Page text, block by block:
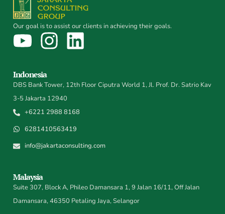
Our goal is to assist our clients in achieving their goals.
Indonesia
DBS Bank Tower, 12th Floor Ciputra World 1, Jl. Prof. Dr. Satrio Kav
3-5 Jakarta 12940
+6221 2988 8168
6281410563419
info@jakartaconsulting.com
Malaysia
Suite 307, Block A, Phileo Damansara 1, 9 Jalan 16/11, Off Jalan
Damansara, 46350 Petaling Jaya, Selangor